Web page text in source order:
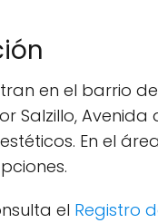
en el barrio
Salzillo,
En el
el Registro